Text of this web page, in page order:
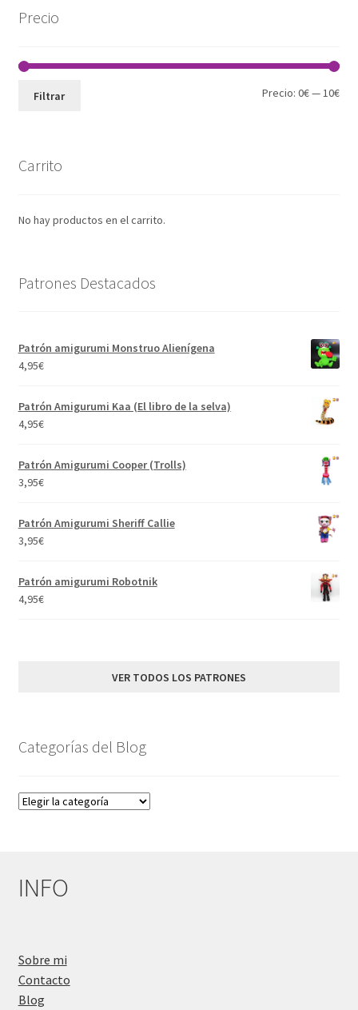
Precio
Filtrar Precio:0€—10€
Carrito
No hay productos en el carrito.
Patrones Destacados
Patrón amigurumi Monstruo Alienígena
4,95€
Patrón Amigurumi Kaa (El libro de la selva)
4,95€
Patrón Amigurumi Cooper (Trolls)
3,95€
Patrón Amigurumi Sheriff Callie
3,95€
Patrón amigurumi Robotnik
4,95€
VER TODOS LOS PATRONES
Categorías del Blog
Categorías
INFO
Sobre mi
Contacto
Blog